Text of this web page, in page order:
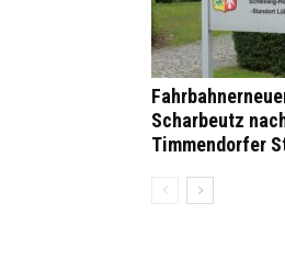
Scharbeutz
Timmendorfer